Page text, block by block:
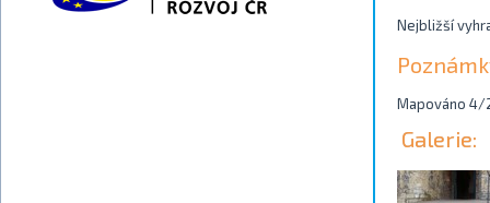
Nejbližší
Mapováno 4/
Galerie: